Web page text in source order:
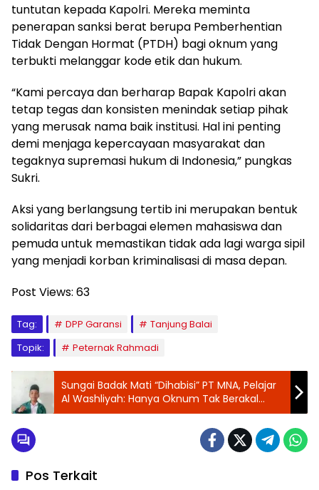
tuntutan kepada Kapolri. Mereka meminta
penerapan sanksi berat berupa Pemberhentian
Tidak Dengan Hormat (PTDH) bagi oknum yang
terbukti melanggar kode etik dan hukum.
“Kami percaya dan berharap Bapak Kapolri akan
tetap tegas dan konsisten menindak setiap pihak
yang merusak nama baik institusi. Hal ini penting
demi menjaga kepercayaan masyarakat dan
tegaknya supremasi hukum di Indonesia,” pungkas
Sukri.
Aksi yang berlangsung tertib ini merupakan bentuk
solidaritas dari berbagai elemen mahasiswa dan
pemuda untuk memastikan tidak ada lagi warga sipil
yang menjadi korban kriminalisasi di masa depan.
Post Views: 63
Tag: DPP Garansi
Tanjung Balai
Topik:
Peternak Rahmadi
Sungai Badak Mati “Dihabisi” PT MNA, Pelajar
Al Washliyah: Hanya Oknum Tak Berakal
yang Membiarkan Ini!
Pos Terkait